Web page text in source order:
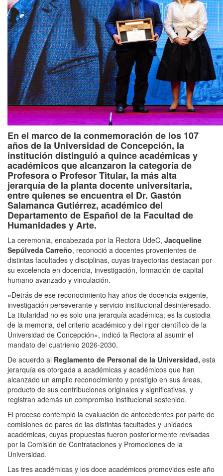
En el marco de la conmemoración de los 107
años de la Universidad de Concepción, la
institución distinguió a quince académicas y
académicos que alcanzaron la categoría de
Profesora o Profesor Titular, la más alta
jerarquía de la planta docente universitaria,
entre quienes se encuentra el Dr. Gastón
Salamanca Gutiérrez, académico del
Departamento de Español de la Facultad de
Humanidades y Arte.
La ceremonia, encabezada por la Rectora UdeC, Jacqueline
Sepúlveda Carreño, reconoció a docentes provenientes de
distintas facultades y disciplinas, cuyas trayectorias destacan por
su excelencia en docencia, investigación, formación de capital
humano avanzado y vinculación.
«Detrás de ese reconocimiento hay años de docencia exigente,
investigación perseverante y servicio institucional desinteresado.
La titularidad no es solo una jerarquía académica; es la custodia
de la memoria, del criterio académico y del rigor científico de la
Universidad de Concepción», indicó la Rectora al asumir el
mandato del cuatrienio 2026-2030.
De acuerdo al Reglamento de Personal de la Universidad, esta
jerarquía es otorgada a académicas y académicos que han
alcanzado un amplio reconocimiento y prestigio en sus áreas,
producto de sus contribuciones originales y significativas, y
registran además un compromiso institucional sostenido.
El proceso contempló la evaluación de antecedentes por parte de
comisiones de pares de las distintas facultades y unidades
académicas, cuyas propuestas fueron posteriormente revisadas
por la Comisión de Contrataciones y Promociones de la
Universidad.
Las tres académicas y los doce académicos promovidos este año